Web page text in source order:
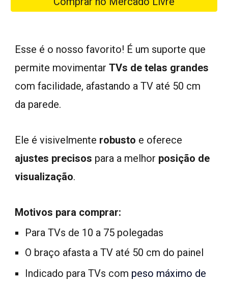
Esse é o nosso favorito! É um suporte que
permite movimentarTVs de telas grandes
com facilidade, afastando a TV até 50 cm
da parede.
Ele é visivelmente robusto e oferece
ajustes precisos para a melhor posição de
visualização.
Motivos para comprar:
Para TVs de 10 a 75 polegadas
O braço afasta a TV até 50 cm do painel
Indicado para TVs com peso máximo de